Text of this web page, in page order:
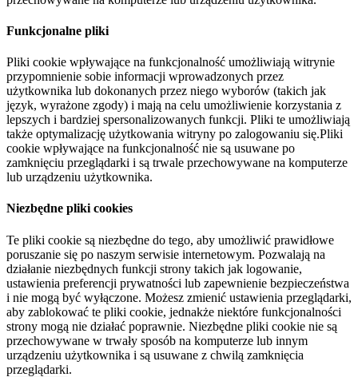
Funkcjonalne pliki
Pliki cookie wpływające na funkcjonalność umożliwiają witrynie
przypomnienie sobie informacji wprowadzonych przez
użytkownika lub dokonanych przez niego wyborów (takich jak
język, wyrażone zgody) i mają na celu umożliwienie korzystania z
lepszych i bardziej spersonalizowanych funkcji. Pliki te umożliwiają
także optymalizację użytkowania witryny po zalogowaniu się.Pliki
cookie wpływające na funkcjonalność nie są usuwane po
zamknięciu przeglądarki i są trwale przechowywane na komputerze
lub urządzeniu użytkownika.
Niezbędne pliki cookies
Te pliki cookie są niezbędne do tego, aby umożliwić prawidłowe
poruszanie się po naszym serwisie internetowym. Pozwalają na
działanie niezbędnych funkcji strony takich jak logowanie,
ustawienia preferencji prywatności lub zapewnienie bezpieczeństwa
i nie mogą być wyłączone. Możesz zmienić ustawienia przeglądarki,
aby zablokować te pliki cookie, jednakże niektóre funkcjonalności
strony mogą nie działać poprawnie. Niezbędne pliki cookie nie są
przechowywane w trwały sposób na komputerze lub innym
urządzeniu użytkownika i są usuwane z chwilą zamknięcia
przeglądarki.